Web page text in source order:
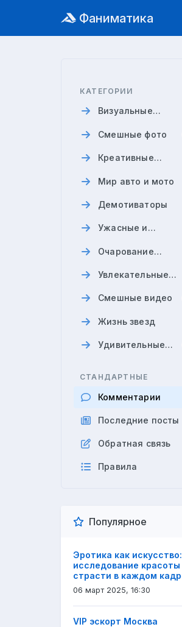
Фаниматика
КАТЕГОРИИ
Визуальные
Смешные фото
Креативные
Мир авто и мото
Демотиваторы
Ужасные и
моменты
Очарование
Увлекательные
Смешные видео
Жизнь звезд
Удивительные
СТАНДАРТНЫЕ
Комментарии
Последние посты
Обратная связь
Правила
Популярное
Эротика как искусство:
исследование красоты
страсти в каждом
06 март 2025, 16:30
VIP эскорт Москва